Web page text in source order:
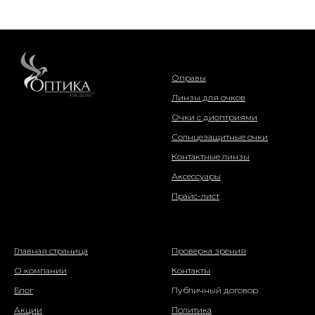
Оправы
Линзы для очков
Очки с диоптриями
Солнцезащитные очки
Контактные линзы
Аксессуары
Прайс-лист
Главная страница
О компании
Блог
Акции
Проверка зрения
Контакты
Публичный договор
Политика